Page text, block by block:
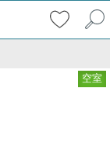
空室